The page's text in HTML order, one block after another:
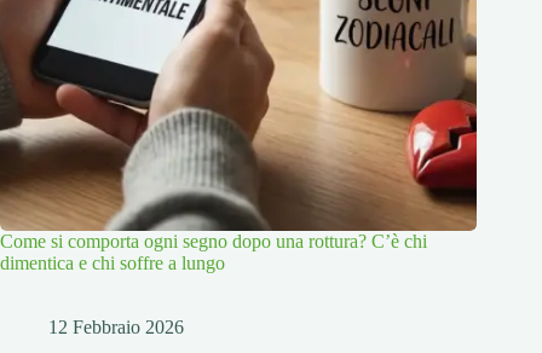
Come si comporta ogni segno dopo una rottura? C’è chi
dimentica e chi soffre a lungo
12 Febbraio 2026